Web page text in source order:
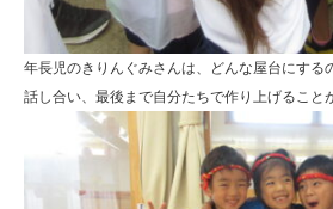
年長児のきりんぐみさんは、どんな屋台にする
話し合い、最後まで自分たちで作り上げること